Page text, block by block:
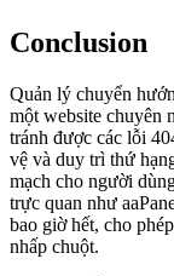
Conclusion
Quản lý chuyển
một website chuyên
tránh được các lỗi
vệ và duy trì thứ
mạch cho người
trực quan như
bao giờ hết, cho
nhấp chuột.